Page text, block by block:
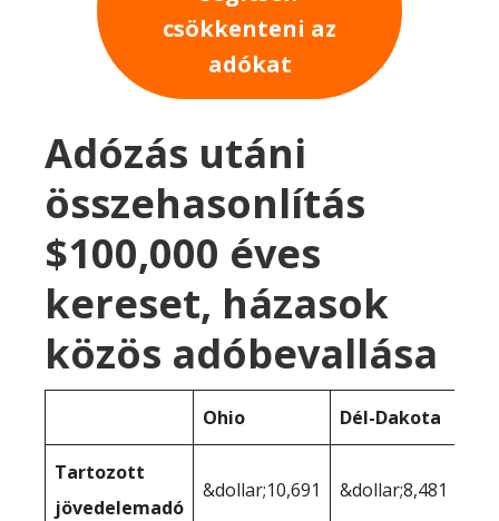
csökkenteni az
adókat
Adózás utáni
összehasonlítás
$100,000 éves
kereset, házasok
közös adóbevallása
Ohio Dél-Dakota
Tartozott
jövedelemadó
&dollar;10,691 &dollar;8,481